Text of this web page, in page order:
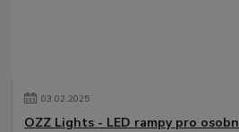
03.02.2025
OZZ Lights - LED rampy pro